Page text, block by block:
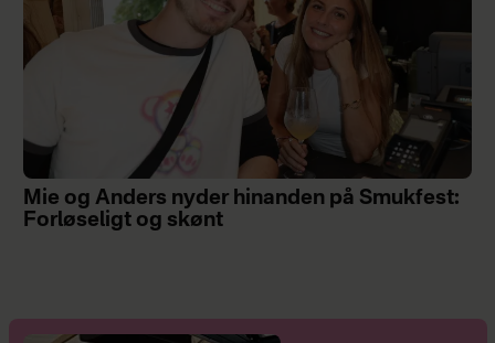
Mie og Anders nyder hinanden på Smukfest:
Forløseligt og skønt